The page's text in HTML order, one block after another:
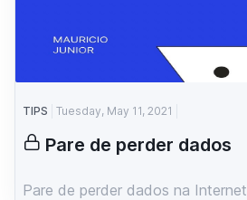
TIPS Tuesday, May 11, 2021
Pare de perder dados
Pare de perder dados na Internet